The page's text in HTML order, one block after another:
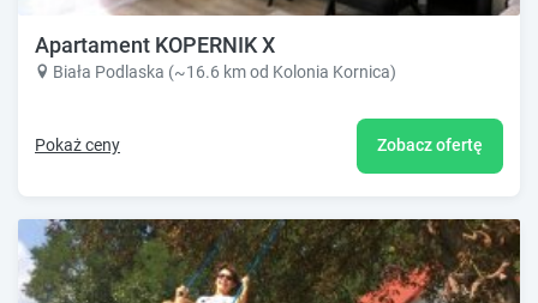
Apartament KOPERNIK X
Biała Podlaska (~16.6 km od Kolonia Kornica)
Pokaż ceny Zobacz ofertę